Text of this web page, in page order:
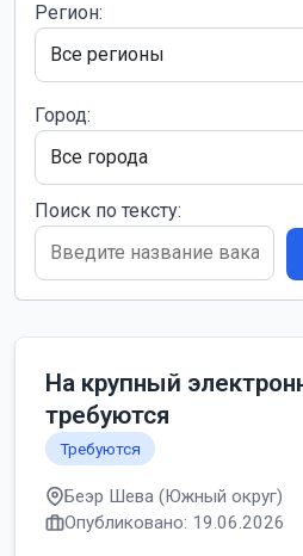
Регион:
Город:
Поиск по тексту:
На крупный
требуются
Требуются
Беэр Шева (Южный округ)
Опубликовано: 19.06.2026